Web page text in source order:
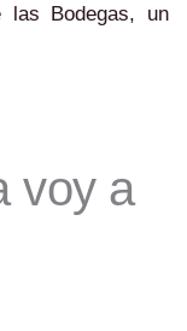
las Bodegas, un
voy a